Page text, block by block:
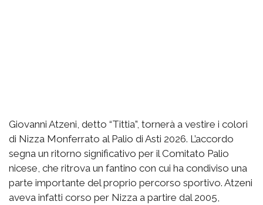
Giovanni Atzeni, detto “Tittia”, tornerà a vestire i colori
di Nizza Monferrato al Palio di Asti 2026. L’accordo
segna un ritorno significativo per il Comitato Palio
nicese, che ritrova un fantino con cui ha condiviso una
parte importante del proprio percorso sportivo. Atzeni
aveva infatti corso per Nizza a partire dal 2005,